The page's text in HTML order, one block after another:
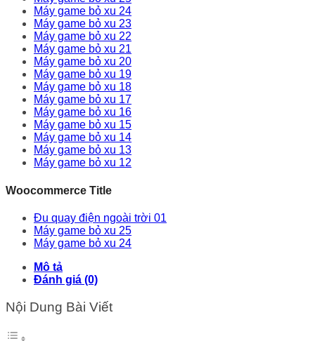
Máy game bỏ xu 24
Máy game bỏ xu 23
Máy game bỏ xu 22
Máy game bỏ xu 21
Máy game bỏ xu 20
Máy game bỏ xu 19
Máy game bỏ xu 18
Máy game bỏ xu 17
Máy game bỏ xu 16
Máy game bỏ xu 15
Máy game bỏ xu 14
Máy game bỏ xu 13
Máy game bỏ xu 12
Woocommerce Title
Đu quay điện ngoài trời 01
Máy game bỏ xu 25
Máy game bỏ xu 24
Mô tả
Đánh giá (0)
Nội Dung Bài Viết